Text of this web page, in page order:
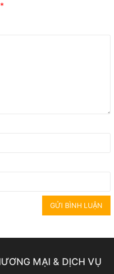
*
GỬI BÌNH LUẬN
MẠI & DỊCH VỤ